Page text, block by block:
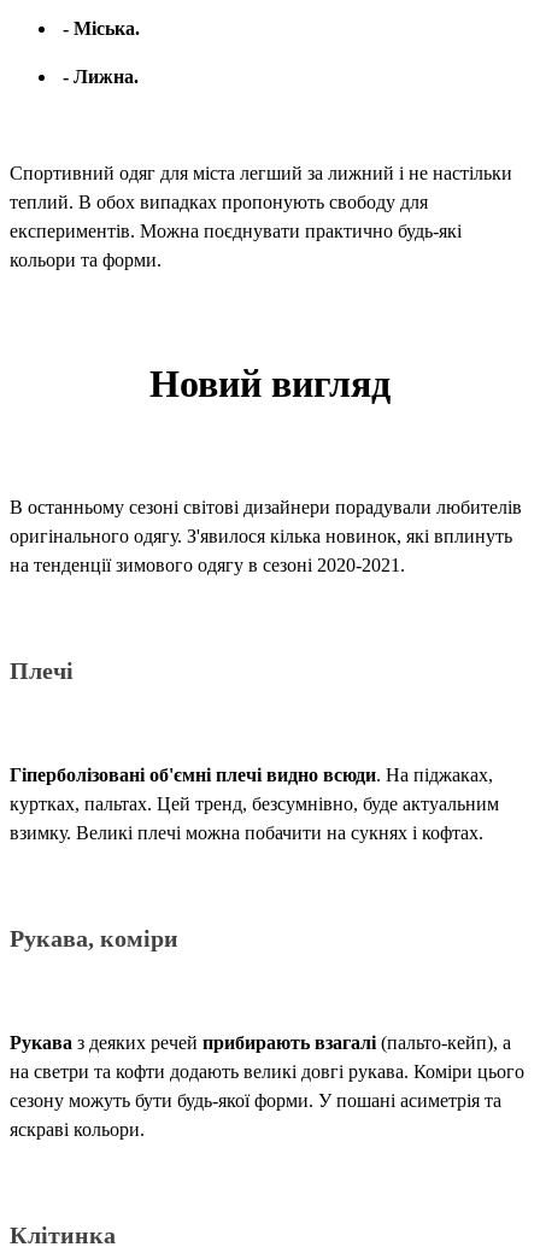
- Міська.
- Лижна.
Спортивний одяг для міста легший за лижний і не настільки
теплий. В обох випадках пропонують свободу для
експериментів. Можна поєднувати практично будь-які
кольори та форми.
Новий вигляд
В останньому сезоні світові дизайнери порадували любителів
оригінального одягу. З'явилося кілька новинок, які вплинуть
на тенденції зимового одягу в сезоні 2020-2021.
Плечі
Гіперболізовані об'ємні плечі видно всюди. На піджаках,
куртках, пальтах. Цей тренд, безсумнівно, буде актуальним
взимку. Великі плечі можна побачити на сукнях і кофтах.
Рукава, коміри
Рукава з деяких речей прибирають взагалі (пальто-кейп), а
на светри та кофти додають великі довгі рукава. Коміри цього
сезону можуть бути будь-якої форми. У пошані асиметрія та
яскраві кольори.
Клітинка